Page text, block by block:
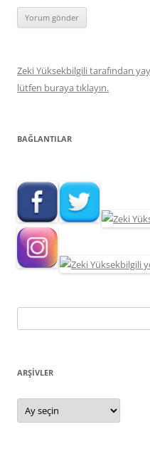
Zeki Yüksekbilgili tarafından
lütfen buraya tıklayın.
BAĞLANTILAR
ARŞIVLER
Arşivler